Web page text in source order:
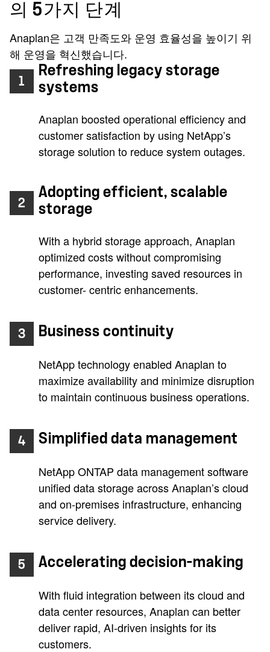
의 5가지 단계
Anaplan은 고객 만족도와 운영 효율성을 높이기 위
해 운영을 혁신했습니다.
1
Refreshing legacy storage
systems
Anaplan boosted operational efficiency and
customer satisfaction by using NetApp’s
storage solution to reduce system outages.
2
Adopting efficient, scalable
storage
With a hybrid storage approach, Anaplan
optimized costs without compromising
performance, investing saved resources in
customer- centric enhancements.
3 Business continuity
NetApp technology enabled Anaplan to
maximize availability and minimize disruption
to maintain continuous business operations.
4 Simplified data management
NetApp ONTAP data management software
unified data storage across Anaplan’s cloud
and on-premises infrastructure, enhancing
service delivery.
5 Accelerating decision-making
With fluid integration between its cloud and
data center resources, Anaplan can better
deliver rapid, AI-driven insights for its
customers.